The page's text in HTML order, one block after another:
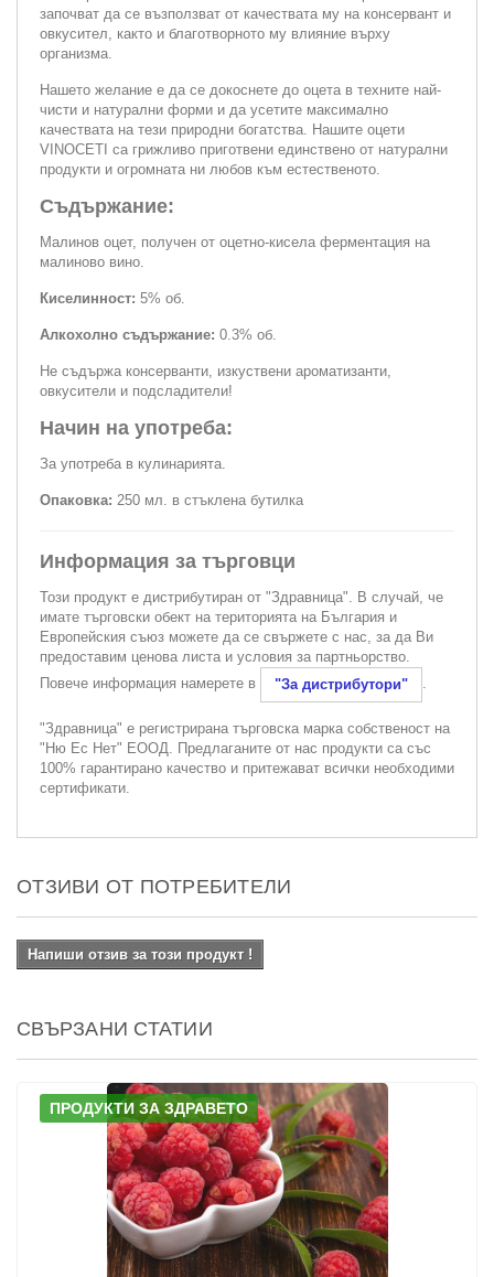
започват да се възползват от качествата му на консервант и
овкусител, както и благотворното му влияние върху
организма.
Нашето желание е да се докоснете до оцета в техните най-
чисти и натурални форми и да усетите максимално
качествата на тези природни богатства. Нашите оцети
VINOCETI са грижливо приготвени единствено от натурални
продукти и огромната ни любов към естественото.
Съдържание:
Малинов оцет, получен от оцетно-кисела ферментация на
малиново вино.
Киселинност: 5% об.
Алкохолно съдържание: 0.3% об.
Не съдържа консерванти, изкуствени ароматизанти,
овкусители и подсладители!
Начин на употреба:
За употреба в кулинарията.
Опаковка: 250 мл. в стъклена бутилка
Информация за търговци
Този продукт е дистрибутиран от "Здравница". В случай, че
имате търговски обект на територията на България и
Европейския съюз можете да се свържете с нас, за да Ви
предоставим ценова листа и условия за партньорство.
Повече информация намерете в
"За дистрибутори" .
"Здравница" е регистрирана търговска марка собственост на
"Ню Ес Нет" ЕООД. Предлаганите от нас продукти са със
100% гарантирано качество и притежават всички необходими
сертификати.
ОТЗИВИ ОТ ПОТРЕБИТЕЛИ
Напиши отзив за този продукт !
СВЪРЗАНИ СТАТИИ
ПРОДУКТИ ЗА ЗДРАВЕТО